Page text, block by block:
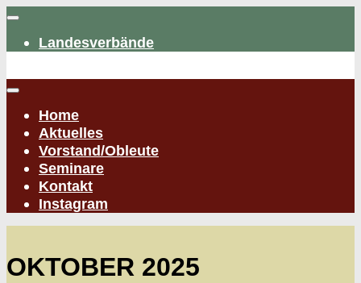
Zum
springenLandesverbände
Home
Aktuelles
Vorstand/Obleute
Seminare
Kontakt
Instagram
OKTOBER 2025